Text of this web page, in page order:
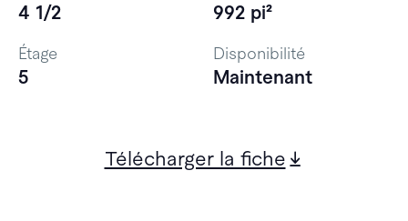
4 1/2 992 pi²
Étage
5
Disponibilité
Maintenant
Télécharger la fiche